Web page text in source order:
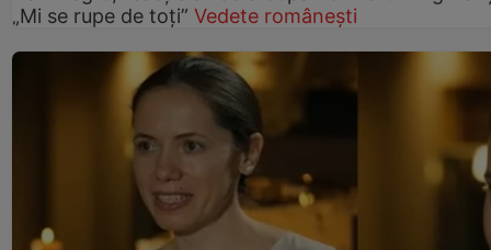
„Mi se rupe de toți” Vedete românești